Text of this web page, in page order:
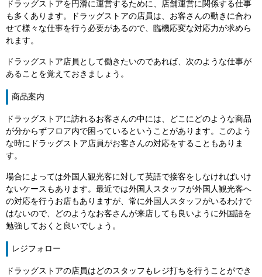
ドラッグストアを円滑に運営するために、店舗運営に関係する仕事
も多くあります。ドラッグストアの店員は、お客さんの動きに合わ
せて様々な仕事を行う必要があるので、臨機応変な対応力が求めら
れます。
ドラッグストア店員として働きたいのであれば、次のような仕事が
あることを覚えておきましょう。
商品案内
ドラッグストアに訪れるお客さんの中には、どこにどのような商品
が分からずフロア内で困っているということがあります。このよう
な時にドラッグストア店員がお客さんの対応をすることもありま
す。
場合によっては外国人観光客に対して英語で接客をしなければいけ
ないケースもあります。最近では外国人スタッフが外国人観光客へ
の対応を行うお店もありますが、常に外国人スタッフがいるわけで
はないので、どのようなお客さんが来店しても良いように外国語を
勉強しておくと良いでしょう。
レジフォロー
ドラッグストアの店員はどのスタッフもレジ打ちを行うことができ